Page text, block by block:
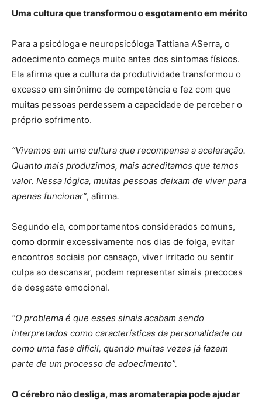
Uma cultura que transformou o esgotamento em mérito
Para a psicóloga e neuropsicóloga Tattiana ASerra, o
adoecimento começa muito antes dos sintomas físicos.
Ela afirma que a cultura da produtividade transformou o
excesso em sinônimo de competência e fez com que
muitas pessoas perdessem a capacidade de perceber o
próprio sofrimento.
“Vivemos em uma cultura que recompensa a aceleração.
Quanto mais produzimos, mais acreditamos que temos
valor. Nessa lógica, muitas pessoas deixam de viver para
apenas funcionar”, afirma.
Segundo ela, comportamentos considerados comuns,
como dormir excessivamente nos dias de folga, evitar
encontros sociais por cansaço, viver irritado ou sentir
culpa ao descansar, podem representar sinais precoces
de desgaste emocional.
“O problema é que esses sinais acabam sendo
interpretados como características da personalidade ou
como uma fase difícil, quando muitas vezes já fazem
parte de um processo de adoecimento”.
O cérebro não desliga, mas aromaterapia pode ajudar